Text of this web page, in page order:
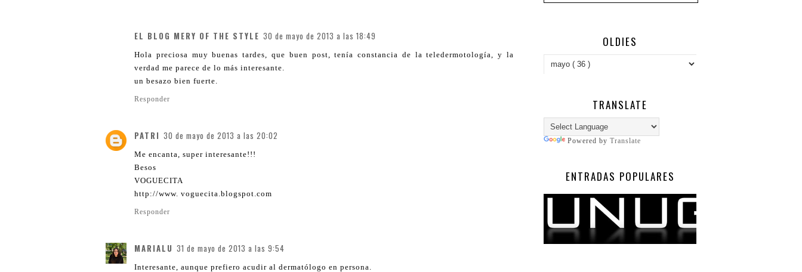
EL BLOG MERY OF THE STYLE 30 de mayo de 2013 a las 18:49
Hola preciosa muy buenas tardes, que buen post, tenía constancia de la teledermotología, y la
verdad me parece de lo más interesante.
un besazo bien fuerte.
Responder
PATRI 30 de mayo de 2013 a las 20:02
Me encanta, super interesante!!!
Besos
VOGUECITA
http://www. voguecita.blogspot.com
Responder
MARIALU 31 de mayo de 2013 a las 9:54
Interesante, aunque prefiero acudir al dermatólogo en persona.
OLDIES
TRANSLATE
Powered by Translate
ENTRADAS POPULARES